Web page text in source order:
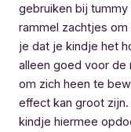
gebruiken bij
rammel zachtjes
je dat je kindje het
alleen goed voor de
om zich heen te
effect kan groot
kindje hiermee